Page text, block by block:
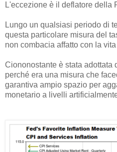
L'eccezione è il deflatore della
Lungo un qualsiasi periodo di
questa particolare misura del
non combacia affatto con la
Ciononostante è stata adottata
perché era una misura che
garantiva ampio spazio per
monetario a livelli